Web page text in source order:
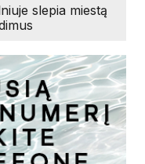
slepia miestą